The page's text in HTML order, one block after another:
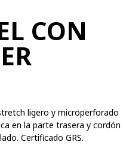
CON
ligero y microperforado
en la parte trasera y cordón
Certificado GRS.